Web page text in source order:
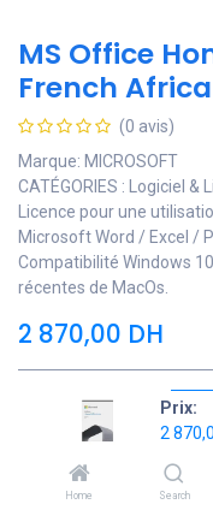
Prix:
2
Home Search
MS Office
French
(0 avis)
Marque: MICROSOFT
CATÉGORIES : Logiciel
Licence pour une
Microsoft Word / Excel /
Compatibilité Windows
récentes de MacOs.
2 870,00 DH
Ajouter à la liste